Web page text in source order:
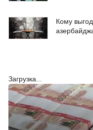
Кому
Загрузка...